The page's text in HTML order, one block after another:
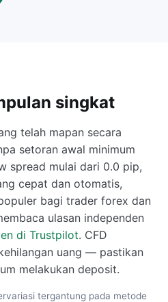
singkat
telah mapan secara
setoran awal minimum
spread mulai dari 0.0 pip,
cepat dan otomatis,
bagi trader forex dan
ulasan independen
di Trustpilot. CFD
uang — pastikan
melakukan deposit.
tergantung pada metode